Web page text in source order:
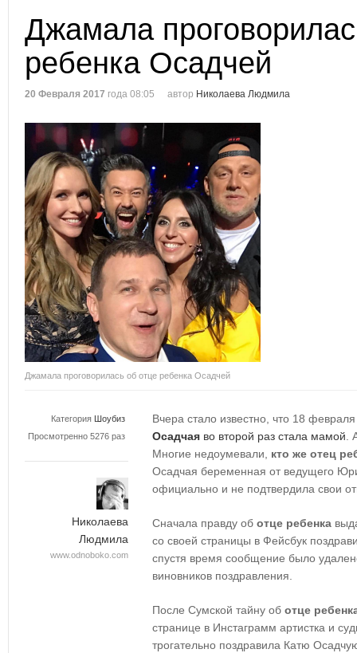
Джамала
ребенка Осадчей
20 Февраля 2017 года 08:05 автор Николаева Людмила
Джамала проговорилась об отце ребенка Осадчей
Категория Шоубиз
Просмотренно 5276 раз
Николаева
Людмила
www.odnoboko.com
Вчера стало известно, что 18
Осадчая во второй раз стала мамой .
Многие недоумевали, кто же отец
Осадчая беременная от ведущего
официально и не подтвердила свои
Сначала правду об отце ребенка
со своей страницы в Фейсбук
спустя время сообщение было
виновников поздравления.
После Сумской тайну об отце
странице в Инстаграмм артистка и
трогательно поздравила Катю